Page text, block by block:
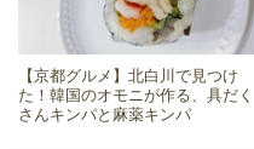
【京都グルメ】北白川で見つけ
た！韓国のオモニが作る、具だく
さんキンパと麻薬キンパ